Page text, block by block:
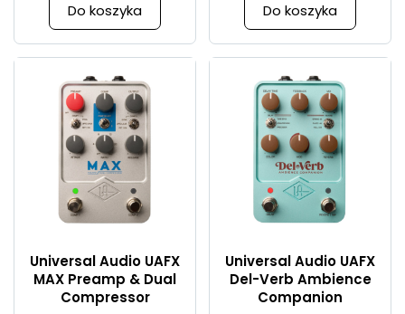
Do koszyka Do koszyka
Universal Audio UAFX
MAX Preamp & Dual
Compressor
Universal Audio UAFX
Del-Verb Ambience
Companion